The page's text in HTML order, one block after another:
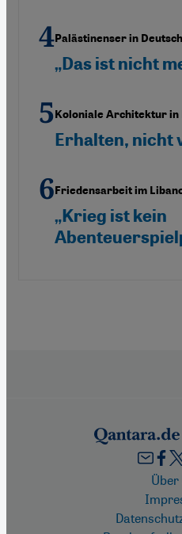
Palästinenser in
„Das ist nicht
Koloniale Architektur in
Erhalten, nicht
Friedensarbeit im
„Krieg ist kein
FooterÜber